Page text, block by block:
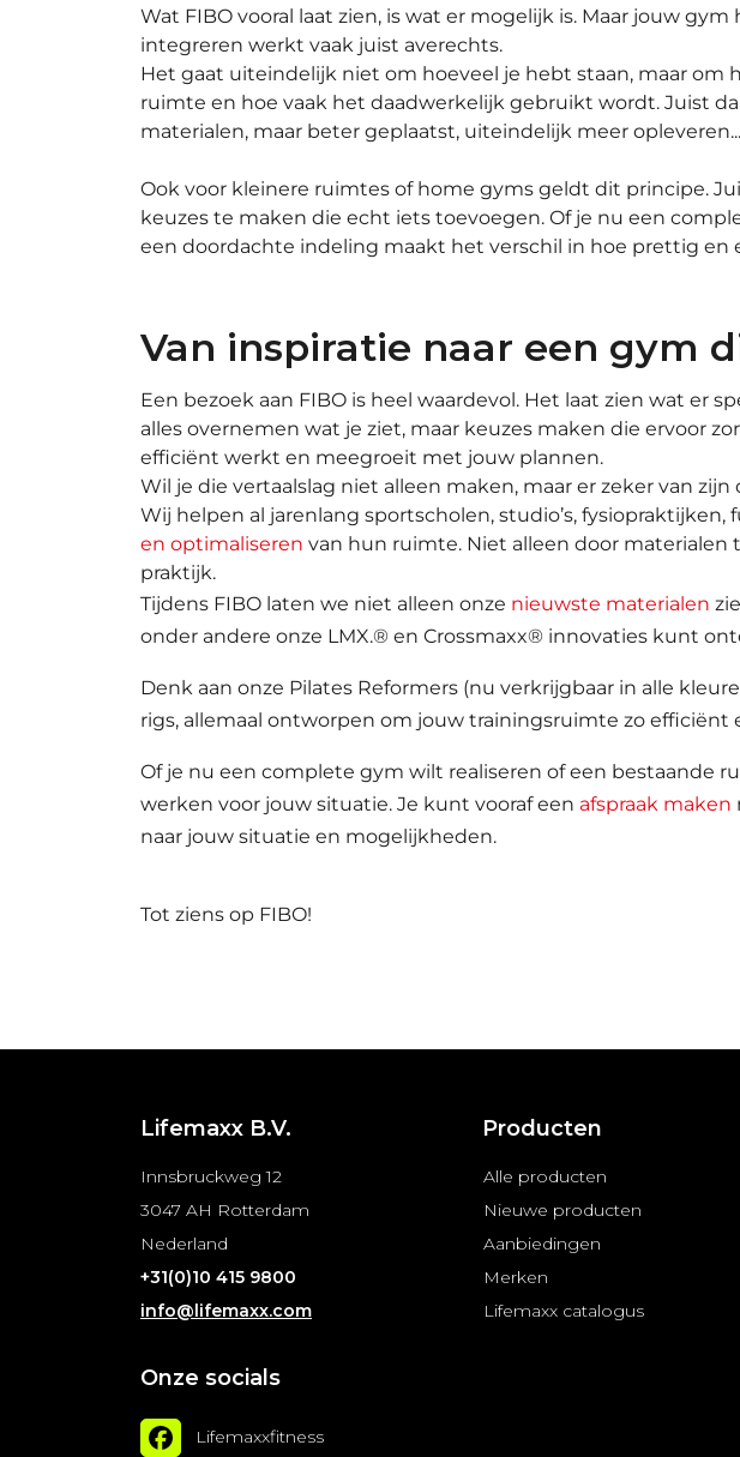
Wat FIBO vooral laat zien, is wat er mogelijk is. Maar jouw
integreren werkt vaak juist averechts.
Het gaat uiteindelijk niet om hoeveel je hebt staan, maar
ruimte en hoe vaak het daadwerkelijk gebruikt wordt. Juist
materialen, maar beter geplaatst, uiteindelijk meer
Ook voor kleinere ruimtes of home gyms geldt dit principe.
keuzes te maken die echt iets toevoegen. Of je nu een
een doordachte indeling maakt het verschil in hoe prettig en
Van inspiratie naar een gym
Een bezoek aan FIBO is heel waardevol. Het laat zien wat er
alles overnemen wat je ziet, maar keuzes maken die ervoor
efficiënt werkt en meegroeit met jouw plannen.
Wil je die vertaalslag niet alleen maken, maar er zeker van
Wij helpen al jarenlang sportscholen, studio’s,
en optimaliseren van hun ruimte. Niet alleen door materialen
praktijk.
Tijdens FIBO laten we niet alleen onze nieuwste materialen
onder andere onze LMX.® en Crossmaxx® innovaties kunt
Denk aan onze Pilates Reformers (nu verkrijgbaar in alle
rigs, allemaal ontworpen om jouw trainingsruimte zo
Of je nu een complete gym wilt realiseren of een bestaande
werken voor jouw situatie. Je kunt vooraf een afspraak maken
naar jouw situatie en mogelijkheden.
Tot ziens op FIBO!
Lifemaxx B.V.
Innsbruckweg 12
3047 AH Rotterdam
Nederland
+31(0)10 415 9800
info@lifemaxx.com
Onze socials
Lifemaxxfitness
Producten
Alle producten
Nieuwe producten
Aanbiedingen
Merken
Lifemaxx catalogus